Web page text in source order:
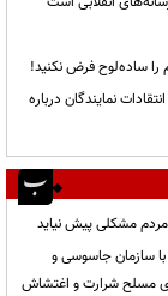
ساده‌لوح فرض نکنید!
نمایندگان درباره
مردم مشکلی پیش نیاید
از مزدوران مرتبط با سازمان جاسوسی و
۴ نفر از اعضای باندهای مسلح شرارت و اغتشاش